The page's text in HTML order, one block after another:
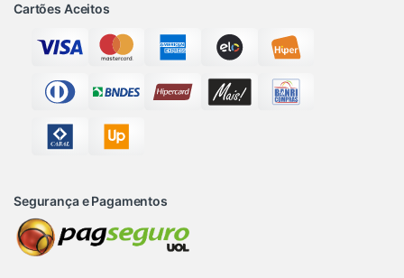
Cartões Aceitos
Segurança e Pagamentos